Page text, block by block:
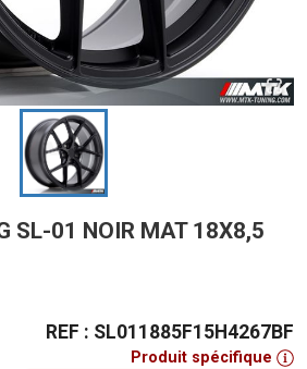
SL-01 NOIR MAT 18X8,5
REF : SL011885F15H4267BF
Produit spécifique